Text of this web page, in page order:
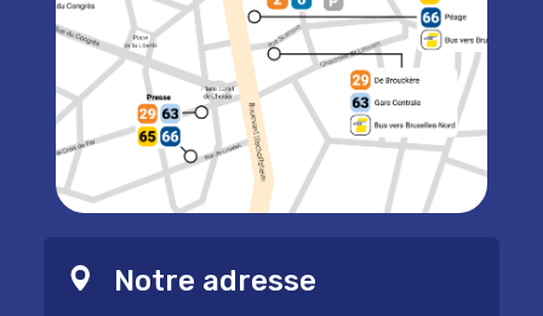
Notre adresse